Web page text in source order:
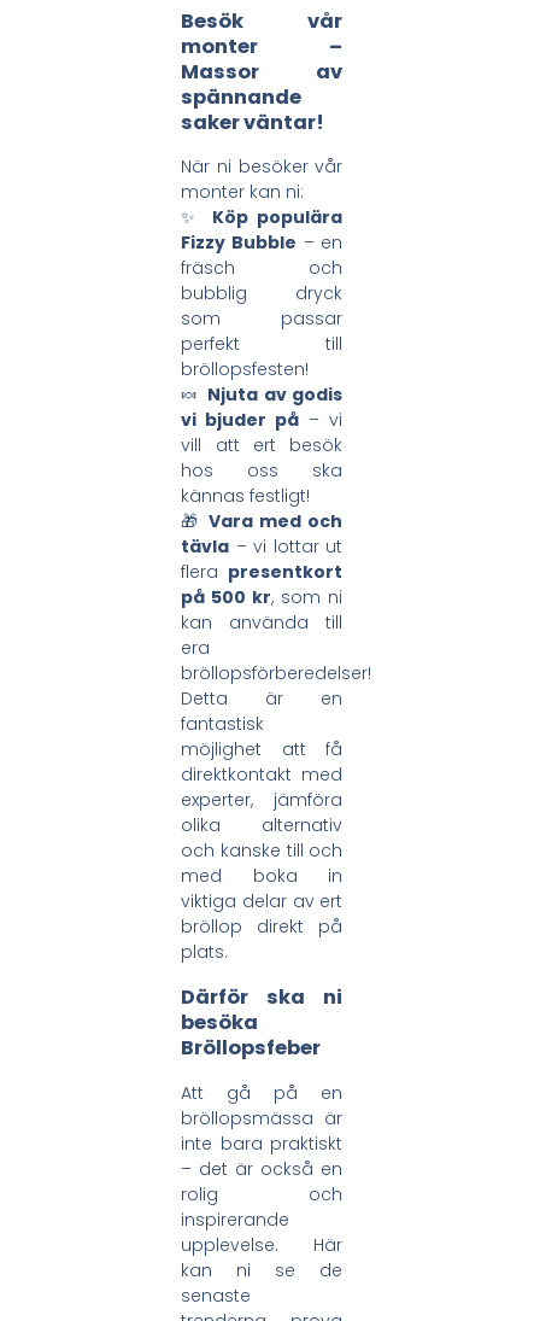
Besök vår
monter –
Massor av
spännande
saker väntar!
När ni besöker vår
monter kan ni:
✨ Köp populära
Fizzy Bubble – en
fräsch och
bubblig dryck
som passar
perfekt till
bröllopsfesten!
🍬 Njuta av godis
vi bjuder på – vi
vill att ert besök
hos oss ska
kännas festligt!
🎁 Vara med och
tävla – vi lottar ut
flera presentkort
på 500 kr, som ni
kan använda till
era
bröllopsförberedelser!
Detta är en
fantastisk
möjlighet att få
direktkontakt med
experter, jämföra
olika alternativ
och kanske till och
med boka in
viktiga delar av ert
bröllop direkt på
plats.
Därför ska ni
besöka
Bröllopsfeber
Att gå på en
bröllopsmässa är
inte bara praktiskt
– det är också en
rolig och
inspirerande
upplevelse. Här
kan ni se de
senaste